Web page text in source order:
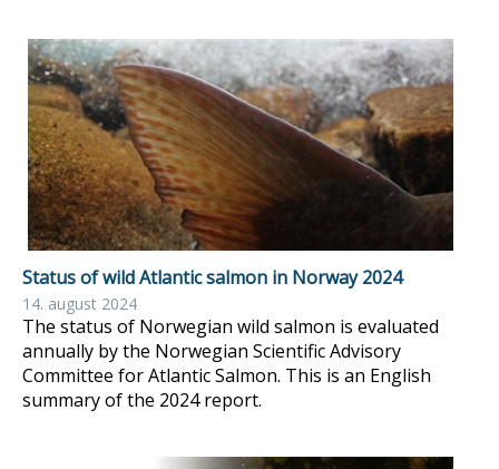
Status of wild Atlantic salmon in Norway 2024
14. august 2024
The status of Norwegian wild salmon is evaluated
annually by the Norwegian Scientific Advisory
Committee for Atlantic Salmon. This is an English
summary of the 2024 report.